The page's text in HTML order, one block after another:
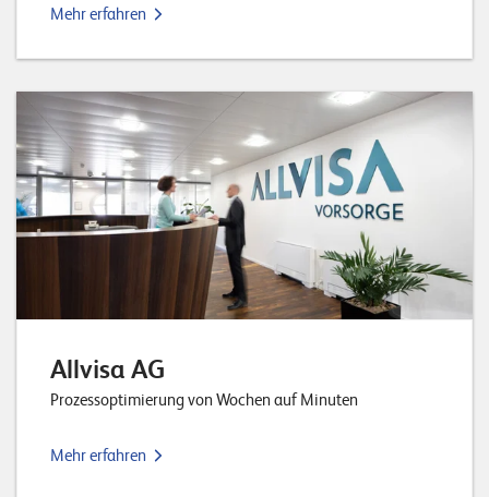
Mehr erfahren
Allvisa AG
Prozessoptimierung von Wochen auf Minuten
Mehr erfahren